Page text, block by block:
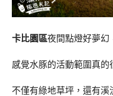
卡比園區夜間點燈好夢幻
感覺水豚的活動範圍真的
不僅有綠地草坪，還有溪